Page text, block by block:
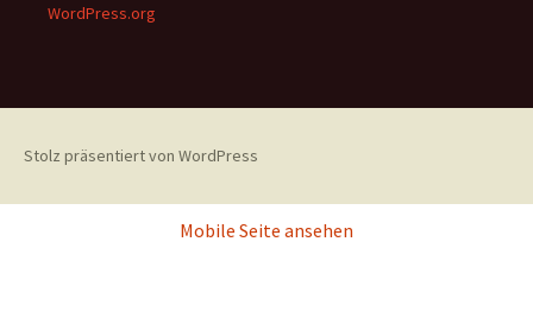
WordPress.org
Stolz präsentiert von WordPress
Mobile Seite ansehen